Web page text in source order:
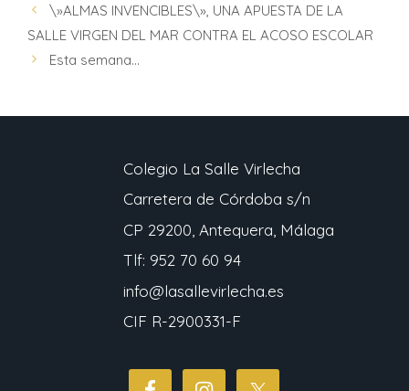
\»ALMAS INVENCIBLES\», UNA APUESTA DE LA
SALLE VIRGEN DEL MAR CONTRA EL ACOSO ESCOLAR
Esta semana…
Colegio La Salle Virlecha
Carretera de Córdoba s/n
CP 29200, Antequera, Málaga
Tlf: 952 70 60 94
info@lasallevirlecha.es
CIF R-2900331-F